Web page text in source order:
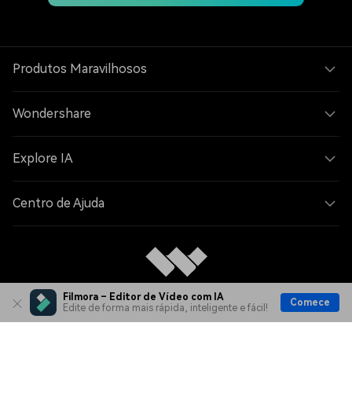
Filmora – Editor de Vídeo com IA
Edite de forma mais rápida, inteligente e fácil!
Comece
Produtos Maravilhosos
Wondershare
Explore IA
Centro de Ajuda